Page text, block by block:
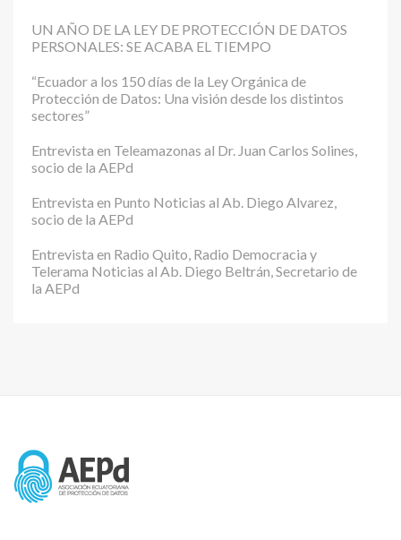
UN AÑO DE LA LEY DE PROTECCIÓN DE DATOS
PERSONALES: SE ACABA EL TIEMPO
“Ecuador a los 150 días de la Ley Orgánica de
Protección de Datos: Una visión desde los distintos
sectores”
Entrevista en Teleamazonas al Dr. Juan Carlos Solines,
socio de la AEPd
Entrevista en Punto Noticias al Ab. Diego Alvarez,
socio de la AEPd
Entrevista en Radio Quito, Radio Democracia y
Telerama Noticias al Ab. Diego Beltrán, Secretario de
la AEPd